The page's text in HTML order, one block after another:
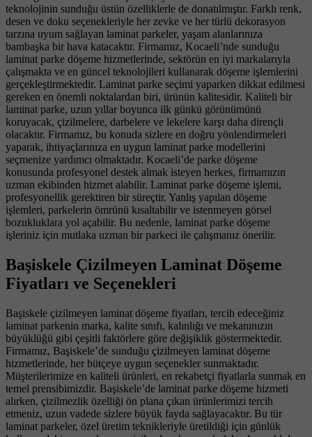
teknolojinin sunduğu üstün özelliklerle de donatılmıştır. Farklı renk,
desen ve doku seçenekleriyle her zevke ve her türlü dekorasyon
tarzına uyum sağlayan laminat parkeler, yaşam alanlarınıza
bambaşka bir hava katacaktır. Firmamız, Kocaeli’nde sunduğu
laminat parke döşeme hizmetlerinde, sektörün en iyi markalarıyla
çalışmakta ve en güncel teknolojileri kullanarak döşeme işlemlerini
gerçekleştirmektedir. Laminat parke seçimi yaparken dikkat edilmesi
gereken en önemli noktalardan biri, ürünün kalitesidir. Kaliteli bir
laminat parke, uzun yıllar boyunca ilk günkü görünümünü
koruyacak, çizilmelere, darbelere ve lekelere karşı daha dirençli
olacaktır. Firmamız, bu konuda sizlere en doğru yönlendirmeleri
yaparak, ihtiyaçlarınıza en uygun laminat parke modellerini
seçmenize yardımcı olmaktadır. Kocaeli’de parke döşeme
konusunda profesyonel destek almak isteyen herkes, firmamızın
uzman ekibinden hizmet alabilir. Laminat parke döşeme işlemi,
profesyonellik gerektiren bir süreçtir. Yanlış yapılan döşeme
işlemleri, parkelerin ömrünü kısaltabilir ve istenmeyen görsel
bozukluklara yol açabilir. Bu nedenle, laminat parke döşeme
işleriniz için mutlaka uzman bir parkeci ile çalışmanız önerilir.
Başiskele Çizilmeyen Laminat Döşeme
Fiyatları ve Seçenekleri
Başiskele çizilmeyen laminat döşeme fiyatları, tercih edeceğiniz
laminat parkenin marka, kalite sınıfı, kalınlığı ve mekanınızın
büyüklüğü gibi çeşitli faktörlere göre değişiklik göstermektedir.
Firmamız, Başiskele’de sunduğu çizilmeyen laminat döşeme
hizmetlerinde, her bütçeye uygun seçenekler sunmaktadır.
Müşterilerimize en kaliteli ürünleri, en rekabetçi fiyatlarla sunmak en
temel prensibimizdir. Başiskele’de laminat parke döşeme hizmeti
alırken, çizilmezlik özelliği ön plana çıkan ürünlerimizi tercih
etmeniz, uzun vadede sizlere büyük fayda sağlayacaktır. Bu tür
laminat parkeler, özel üretim teknikleriyle üretildiği için günlük